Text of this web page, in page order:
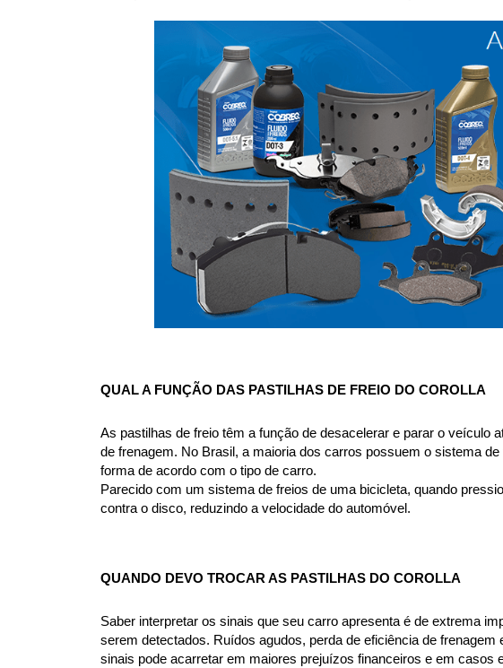
QUAL A FUNÇÃO DAS PASTILHAS DE FREIO DO COROLLA
As pastilhas de freio têm a função de desacelerar e parar o veículo
de frenagem. No Brasil, a maioria dos carros possuem o sistema
forma de acordo com o tipo de carro.
Parecido com um sistema de freios de uma bicicleta, quando
contra o disco, reduzindo a velocidade do automóvel.
QUANDO DEVO TROCAR AS PASTILHAS DO COROLLA
Saber interpretar os sinais que seu carro apresenta é de extrema
serem detectados. Ruídos agudos, perda de eficiência de
sinais pode acarretar em maiores prejuízos financeiros e em casos